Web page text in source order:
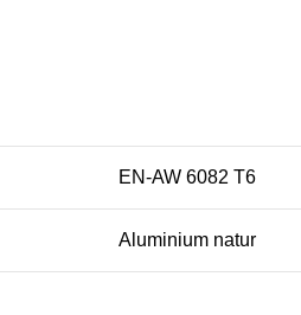
EN-AW 6082 T6
Aluminium natur